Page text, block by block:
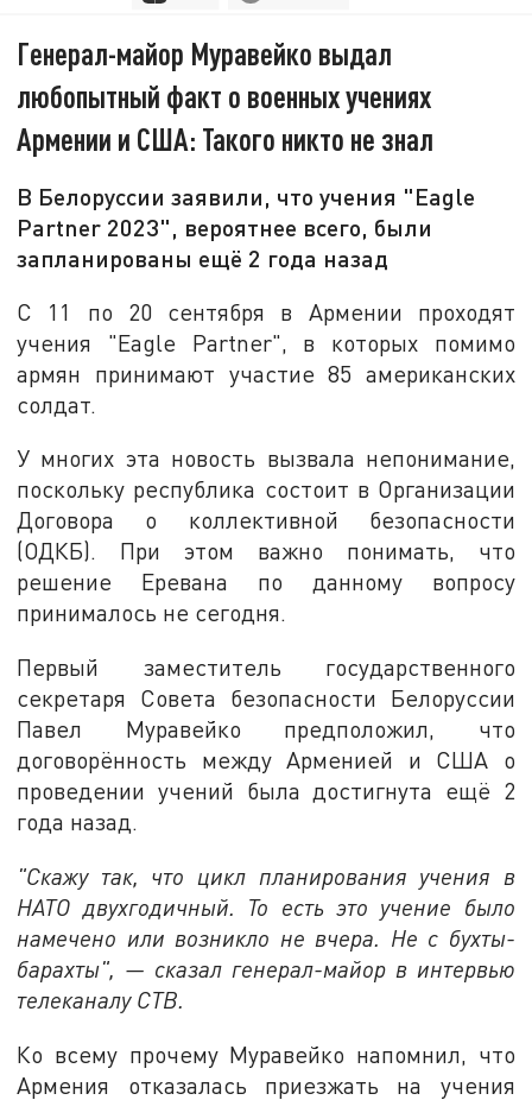
Генерал-майор Муравейко выдал
любопытный факт о военных учениях
Армении и США: Такого никто не знал
В Белоруссии заявили, что учения "Eagle
Partner 2023", вероятнее всего, были
запланированы ещё 2 года назад
С 11 по 20 сентября в Армении проходят
учения "Eagle Partner", в которых помимо
армян принимают участие 85 американских
солдат.
У многих эта новость вызвала непонимание,
поскольку республика состоит в Организации
Договора о коллективной безопасности
(ОДКБ). При этом важно понимать, что
решение Еревана по данному вопросу
принималось не сегодня.
Первый заместитель государственного
секретаря Совета безопасности Белоруссии
Павел Муравейко предположил, что
договорённость между Арменией и США о
проведении учений была достигнута ещё 2
года назад.
"Скажу так, что цикл планирования учения в
НАТО двухгодичный. То есть это учение было
намечено или возникло не вчера. Не с бухты-
барахты", — сказал генерал-майор в интервью
телеканалу СТВ.
Ко всему прочему Муравейко напомнил, что
Армения отказалась приезжать на учения